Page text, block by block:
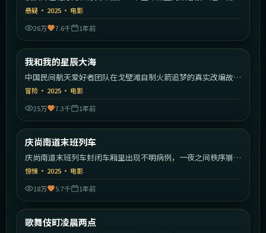
失。
悬疑 · 2025 · 电影
26万
7.6千 1年前
最新
我和我的星辰大海
中国民间航天爱好者团队在戈壁滩自制火箭追梦的真实改编故
事。
冒险 · 2025 · 电影
25万
7.3千 1年前
最新
庆尚南道末班列车
庆尚南道末班列车封闭车厢里出现不明病例，一夜之间秩序崩
塌。
惊悚 · 2025 · 电影
18万
5.7千 1年前
最新
歌舞伎町凌晨两点